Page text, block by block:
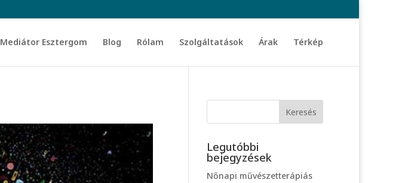
Mediátor Esztergom Blog Rólam Szolgáltatások Árak Térkép
Legutóbbi
bejegyzések
Nőnapi művészetterápiás